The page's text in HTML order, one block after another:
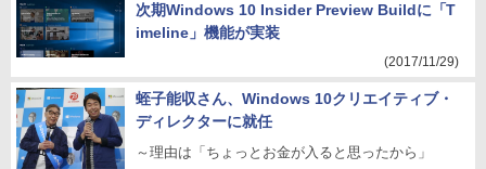
次期Windows 10 Insider Preview Buildに「T
imeline」機能が実装
(2017/11/29)
蛭子能収さん、Windows 10クリエイティブ・
ディレクターに就任
～理由は「ちょっとお金が入ると思ったから」